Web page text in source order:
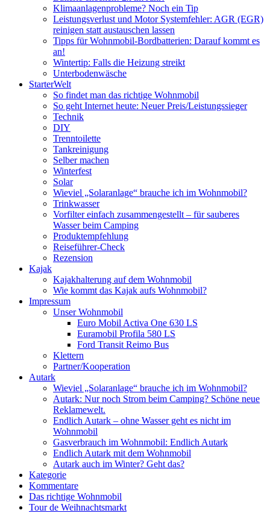
Klimaanlagenprobleme? Noch ein Tip
Leistungsverlust und Motor Systemfehler: AGR (EGR)
reinigen statt austauschen lassen
Tipps für Wohnmobil-Bordbatterien: Darauf kommt es
an!
Wintertip: Falls die Heizung streikt
Unterbodenwäsche
StarterWelt
So findet man das richtige Wohnmobil
So geht Internet heute: Neuer Preis/Leistungssieger
Technik
DIY
Trenntoilette
Tankreinigung
Selber machen
Winterfest
Solar
Wieviel „Solaranlage“ brauche ich im Wohnmobil?
Trinkwasser
Vorfilter einfach zusammengestellt – für sauberes
Wasser beim Camping
Produktempfehlung
Reiseführer-Check
Rezension
Kajak
Kajakhalterung auf dem Wohnmobil
Wie kommt das Kajak aufs Wohnmobil?
Impressum
Unser Wohnmobil
Euro Mobil Activa One 630 LS
Euramobil Profila 580 LS
Ford Transit Reimo Bus
Klettern
Partner/Kooperation
Autark
Wieviel „Solaranlage“ brauche ich im Wohnmobil?
Autark: Nur noch Strom beim Camping? Schöne neue
Reklamewelt.
Endlich Autark – ohne Wasser geht es nicht im
Wohnmobil
Gasverbrauch im Wohnmobil: Endlich Autark
Endlich Autark mit dem Wohnmobil
Autark auch im Winter? Geht das?
Kategorie
Kommentare
Das richtige Wohnmobil
Tour de Weihnachtsmarkt